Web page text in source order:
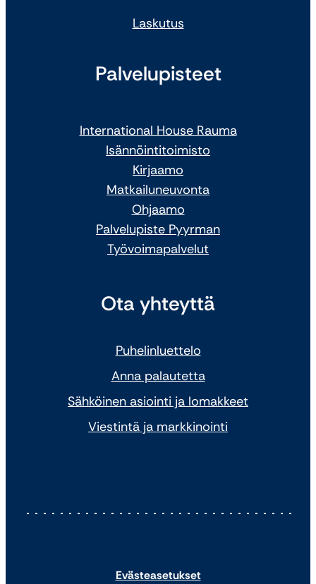
Laskutus
Palvelupisteet
International House Rauma
Isännöintitoimisto
Kirjaamo
Matkailuneuvonta
Ohjaamo
Palvelupiste Pyyrman
Työvoimapalvelut
Ota yhteyttä
Puhelinluettelo
Anna palautetta
Sähköinen asiointi ja lomakkeet
Viestintä ja markkinointi
Evästeasetukset